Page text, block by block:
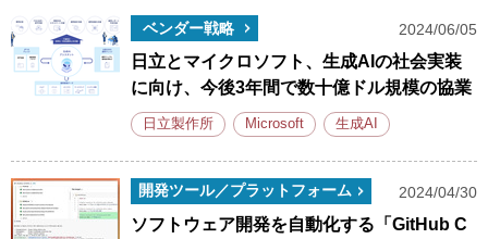
ベンダー戦略 2024/06/05
日立とマイクロソフト、生成AIの社会実装
に向け、今後3年間で数十億ドル規模の協業
日立製作所 Microsoft 生成AI
開発ツール／プラットフォーム 2024/04/30
ソフトウェア開発を自動化する「GitHub C